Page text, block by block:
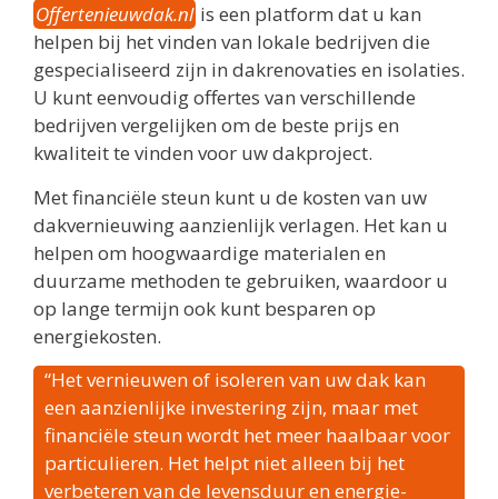
Offertenieuwdak.nl is een platform dat u kan
helpen bij het vinden van lokale bedrijven die
gespecialiseerd zijn in dakrenovaties en isolaties.
U kunt eenvoudig offertes van verschillende
bedrijven vergelijken om de beste prijs en
kwaliteit te vinden voor uw dakproject.
Met financiële steun kunt u de kosten van uw
dakvernieuwing aanzienlijk verlagen. Het kan u
helpen om hoogwaardige materialen en
duurzame methoden te gebruiken, waardoor u
op lange termijn ook kunt besparen op
energiekosten.
“Het vernieuwen of isoleren van uw dak kan
een aanzienlijke investering zijn, maar met
financiële steun wordt het meer haalbaar voor
particulieren. Het helpt niet alleen bij het
verbeteren van de levensduur en energie-